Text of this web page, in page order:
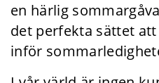
en härlig
det perfekta sättet
inför